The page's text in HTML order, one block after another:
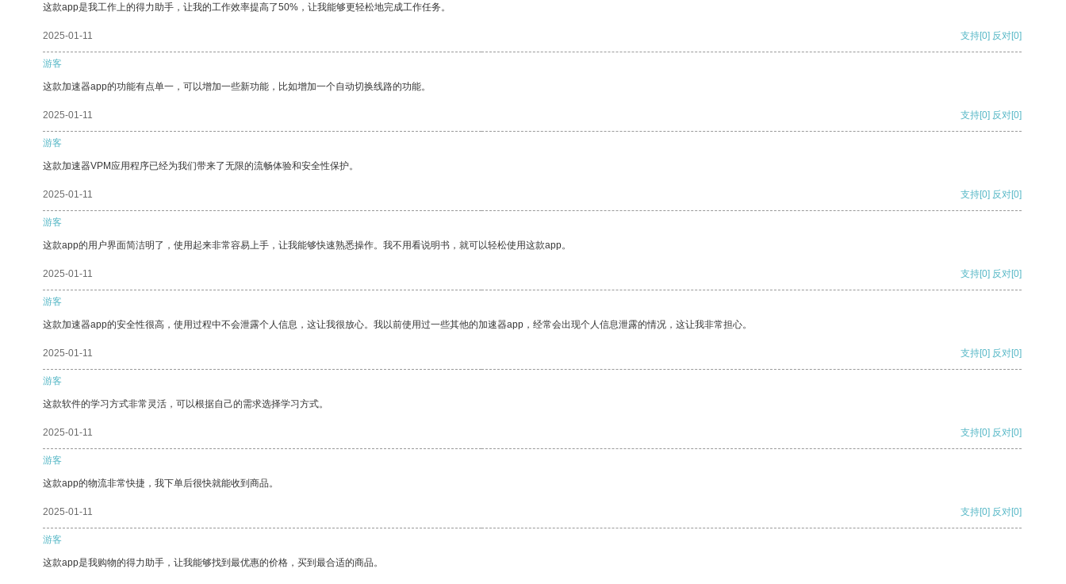
这款app是我工作上的得力助手，让我的工作效率提高了50%，让我能够更轻松地完成工作任务。
2025-01-11 支持[0] 反对[0]
游客
这款加速器app的功能有点单一，可以增加一些新功能，比如增加一个自动切换线路的功能。
2025-01-11 支持[0] 反对[0]
游客
这款加速器VPM应用程序已经为我们带来了无限的流畅体验和安全性保护。
2025-01-11 支持[0] 反对[0]
游客
这款app的用户界面简洁明了，使用起来非常容易上手，让我能够快速熟悉操作。我不用看说明书，就可以轻松使用这款app。
2025-01-11 支持[0] 反对[0]
游客
这款加速器app的安全性很高，使用过程中不会泄露个人信息，这让我很放心。我以前使用过一些其他的加速器app，经常会出现个人信息泄露的情况，这让我非常担心。
2025-01-11 支持[0] 反对[0]
游客
这款软件的学习方式非常灵活，可以根据自己的需求选择学习方式。
2025-01-11 支持[0] 反对[0]
游客
这款app的物流非常快捷，我下单后很快就能收到商品。
2025-01-11 支持[0] 反对[0]
游客
这款app是我购物的得力助手，让我能够找到最优惠的价格，买到最合适的商品。